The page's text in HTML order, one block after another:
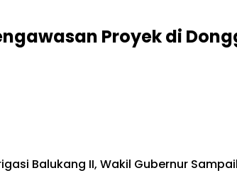
Proyek di
Balukang II, Wakil Gubernur